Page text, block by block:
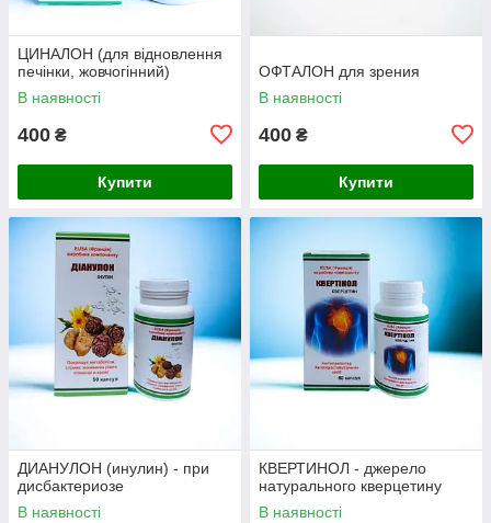
ЦИНАЛОН (для відновлення
печінки, жовчогінний)
В наявності
400 ₴
Купити
ОФТАЛОН для зрения
В наявності
400 ₴
Купити
ДИАНУЛОН (инулин) - при
дисбактериозе
В наявності
КВЕРТИНОЛ - джерело
натурального кверцетину
В наявності